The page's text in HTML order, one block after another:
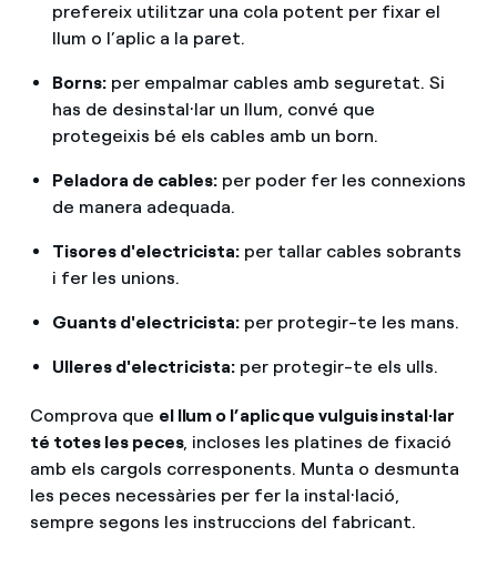
prefereix utilitzar una cola potent per fixar el
llum o l’aplic a la paret.
Borns:per empalmar cables amb seguretat. Si
has de desinstal·lar un llum, convé que
protegeixis bé els cables amb un born.
Peladora de cables:per poder fer les connexions
de manera adequada.
Tisores d'electricista:per tallar cables sobrants
i fer les unions.
Guants d'electricista:per protegir-te les mans.
Ulleres d'electricista:per protegir-te els ulls.
Comprova que el llum o l’aplic que vulguis instal·lar
té totes les peces, incloses les platines de fixació
amb els cargols corresponents. Munta o desmunta
les peces necessàries per fer la instal·lació,
sempre segons les instruccions del fabricant.